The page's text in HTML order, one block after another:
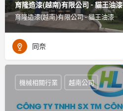
育隆造漆(越南)有限公司 - 貓王油漆
育隆造漆(越南)有限公司 - 貓王油漆
同奈
機械相關行業 越南公司